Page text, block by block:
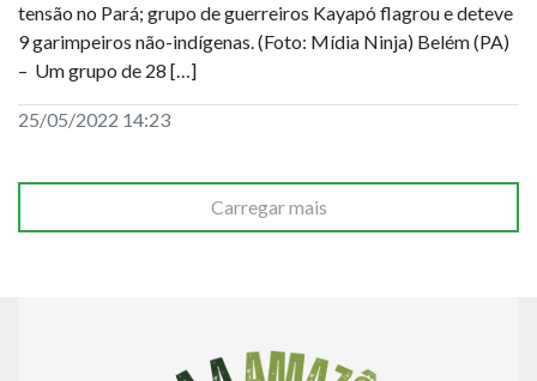
tensão no Pará; grupo de guerreiros Kayapó flagrou e deteve
9 garimpeiros não-indígenas. (Foto: Mídia Ninja) Belém (PA)
– Um grupo de 28 […]
25/05/2022 14:23
Carregar mais